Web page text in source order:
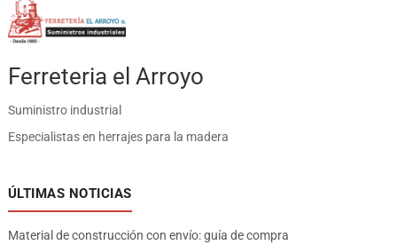
Ferreteria el Arroyo
Suministro industrial
Especialistas en herrajes para la madera
ÚLTIMAS NOTICIAS
Material de construcción con envío: guía de compra